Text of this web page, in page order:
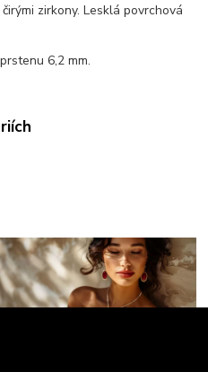
zirkony. Lesklá povrchová
6,2 mm.